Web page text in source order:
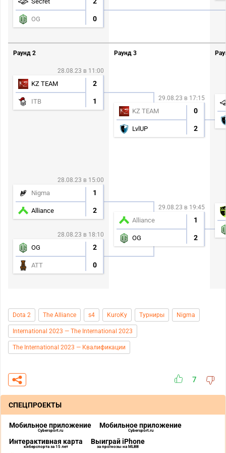
OG 0
Раунд 2
28.08.23 в 11:00
KZ TEAM 2
ITB 1
28.08.23 в 15:00
Nigma 1
Alliance 2
28.08.23 в 18:10
OG 2
ATT 0
Раунд 3
29.08.23 в 17:15
KZ TEAM 0
LvlUP 2
29.08.23 в 19:45
Alliance 1
OG 2
Dota 2 The Alliance s4 KuroKy Турниры Nigma
International 2023 — The International 2023
The International 2023 — Квалификации
7
СПЕЦПРОЕКТЫ
Мобильное приложение
Cybersport.ru
Мобильное приложение
Cybersport.ru
Интерактивная карта
киберспорта за 15 лет
Выиграй iPhone
за прогнозы на MLBB